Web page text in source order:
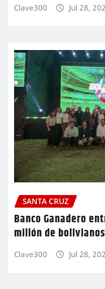
Clave300 Jul 28,
SANTA CRUZ
Banco Ganadero
millón de
Clave300 Jul 28,